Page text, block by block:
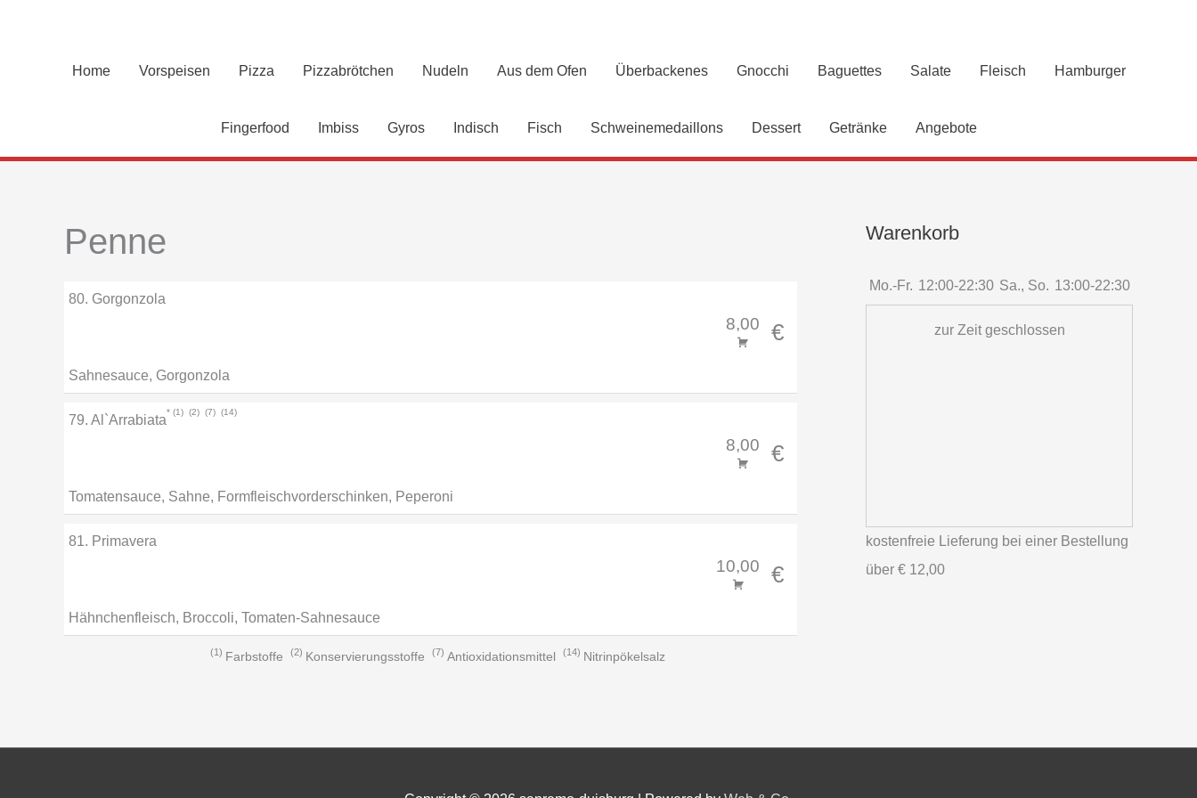
Home Vorspeisen Pizza Pizzabrötchen Nudeln Aus dem Ofen Überbackenes Gnocchi Baguettes Salate Fleisch Hamburger
Fingerfood Imbiss Gyros Indisch Fisch Schweinemedaillons Dessert Getränke Angebote
Penne
80. Gorgonzola
8,00 €
Sahnesauce, Gorgonzola
79. Al`Arrabiata
1 2 7 14
8,00 €
Tomatensauce, Sahne, Formfleischvorderschinken, Peperoni
81. Primavera
10,00 €
Hähnchenfleisch, Broccoli, Tomaten-Sahnesauce
1 Farbstoffe 2 Konservierungsstoffe 7 Antioxidationsmittel 14 Nitrinpökelsalz
Warenkorb
Mo.-Fr. 12:00-22:30 Sa., So. 13:00-22:30
zur Zeit geschlossen
kostenfreie Lieferung bei einer Bestellung
über € 12,00